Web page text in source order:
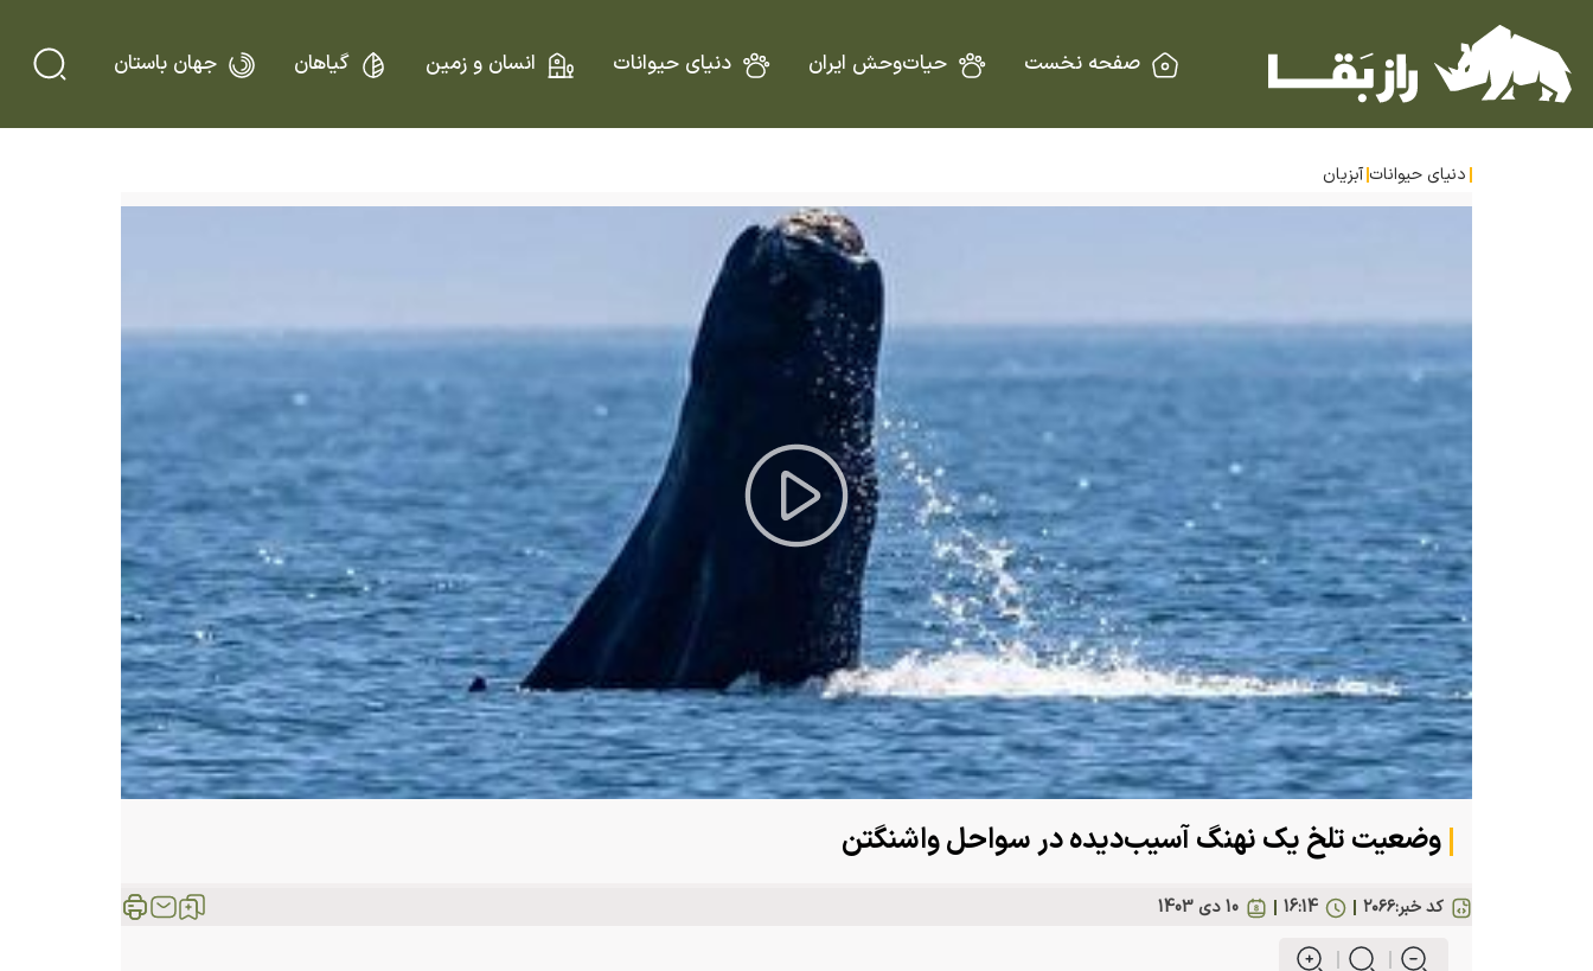
صفحه نخست حیات‌وحش ایران دنیای حیوانات انسان و زمین گیاهان جهان باستان
دنیای حیوانات آبزیان
Play
وضعیت تلخ یک نهنگ آسیب‌دیده در سواحل واشنگتن
کد خبر:۲۰۶۶ 10 دی 1403 16:14